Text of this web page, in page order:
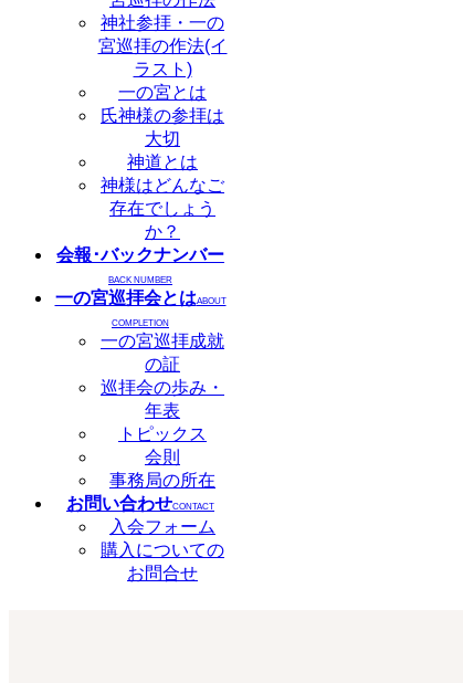
神社参拝・一の
宮巡拝の作法(イ
ラスト)
一の宮とは
氏神様の参拝は
大切
神道とは
神様はどんなご
存在でしょう
か？
会報･バックナンバー
BACK NUMBER
一の宮巡拝会とはABOUT
COMPLETION
一の宮巡拝成就
の証
巡拝会の歩み・
年表
トピックス
会則
事務局の所在
お問い合わせCONTACT
入会フォーム
購入についての
お問合せ